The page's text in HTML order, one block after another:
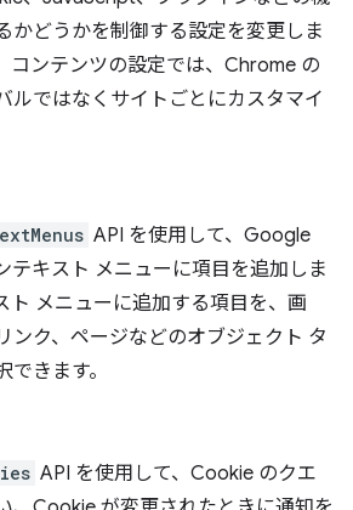
かどうかを制御する設定を変更しま
コンテンツの設定では、Chrome の
ルではなくサイトごとにカスタマイ
API を使用して、Google
テキスト メニューに項目を追加しま
ト メニューに追加する項目を、画
ンク、ページなどのオブジェクト タ
きます。
API を使用して、Cookie のクエ